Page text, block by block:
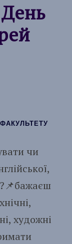
ФАКУЛЬТЕТУ
чи
художні